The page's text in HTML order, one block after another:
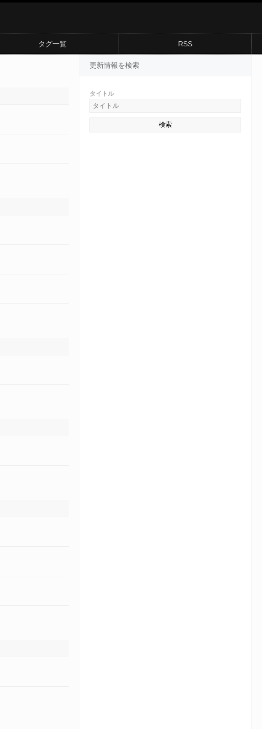
タグ一覧 RSS
更新情報を検索
タイトル